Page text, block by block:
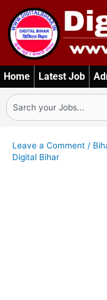
content
Home Latest Job
Search
Leave a Comment /
Digital Bihar